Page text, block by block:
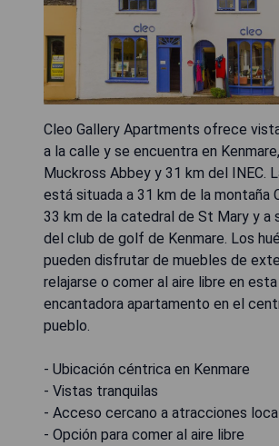
Cleo Gallery Apartments ofrece
a la calle y se encuentra en
Muckross Abbey y 31 km del INEC.
está situada a 31 km de la montaña
33 km de la catedral de St Mary y a
del club de golf de Kenmare. Los
pueden disfrutar de muebles de
relajarse o comer al aire libre en
encantadora apartamento en el
pueblo.
- Ubicación céntrica en Kenmare
- Vistas tranquilas
- Acceso cercano a atracciones
- Opción para comer al aire libre